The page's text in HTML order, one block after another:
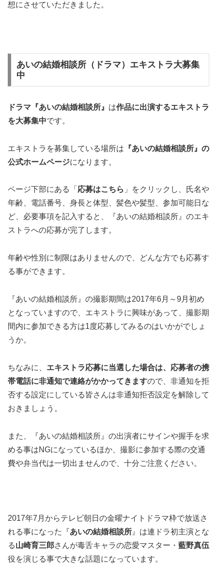
想にさせていただきました。
あいの結婚相談所（ドラマ）エキストラ大募集
中
ドラマ『あいの結婚相談所』 は作品に出演するエキストラ
を大募集中です。
エキストラを募集している場所は 『あいの結婚相談所』の
公式ホームページになります。
ページ下部にある「 応募はこちら 」をクリックし、氏名や
年齢、電話番号、身長と体型、髪色や髪型、参加可能日な
ど、必要事項を記入すると、『あいの結婚相談所』のエキ
ストラへの応募が完了します。
年齢や性別に制限はありませんので、どんな方でも応募す
る事ができます。
『あいの結婚相談所』の撮影期間は2017年6月～9月初め
となっていますので、エキストラに興味があって、撮影期
間内に参加できる方は1度応募してみるのはいかがでしょ
うか。
ちなみに、 エキストラ応募に当選した場合は、応募者の携
帯電話に非通知で連絡がかかってきますので、非通知を拒
否する設定にしている皆さんは非通知拒否設定を解除して
おきましょう。
また、『あいの結婚相談所』の出演者にサインや握手を求
める事はNGになっているほか、撮影に参加する際の交通
費や弁当代は一切出ませんので、十分ご注意ください。
2017年7月からテレビ朝日の金曜ナイトドラマ枠で放送さ
れる事になった『あいの結婚相談所 』は連ドラ初主演とな
る山崎育三郎さんが毒舌キャラの恋愛マスター・ 藍野真伍
役を演じる事で大きな話題になっています。